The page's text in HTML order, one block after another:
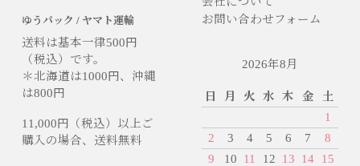
ゆうパック / ヤマト運輸
送料は基本一律500円
（税込）です。
＊北海道は1000円、沖縄
は800円
11,000円（税込）以上ご
購入の場合、送料無料
お問い合わせフォーム
2026年8月
日 月 火 水 木 金
土
1
2
3 4 5 6 7
8
9
10 11 12 13 14
15